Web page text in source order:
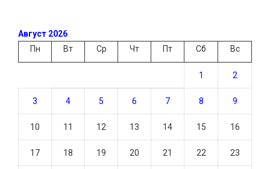
Август 2026
Пн
Вт Ср Чт Пт Сб Вс
1 2
3 4 5 6 7 8 9
10 11 12 13 14 15 16
17 18 19 20 21 22 23